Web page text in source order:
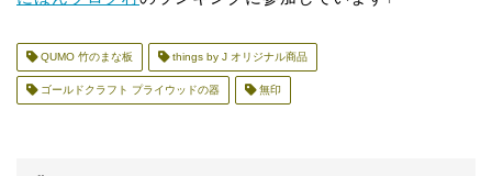
QUMO 竹のまな板 things by J オリジナル商品
ゴールドクラフト プライウッドの器 無印